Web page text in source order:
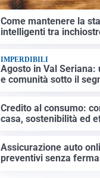
Come mantenere la
intelligenti tra
IMPERDIBILI
Agosto in Val
e comunità sotto il
Credito al consumo:
casa, sostenibilità ed
Assicurazione auto
preventivi senza